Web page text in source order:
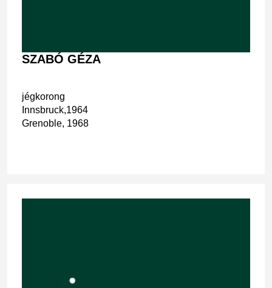
SZABÓ GÉZA
jégkorong
Innsbruck,1964
Grenoble, 1968